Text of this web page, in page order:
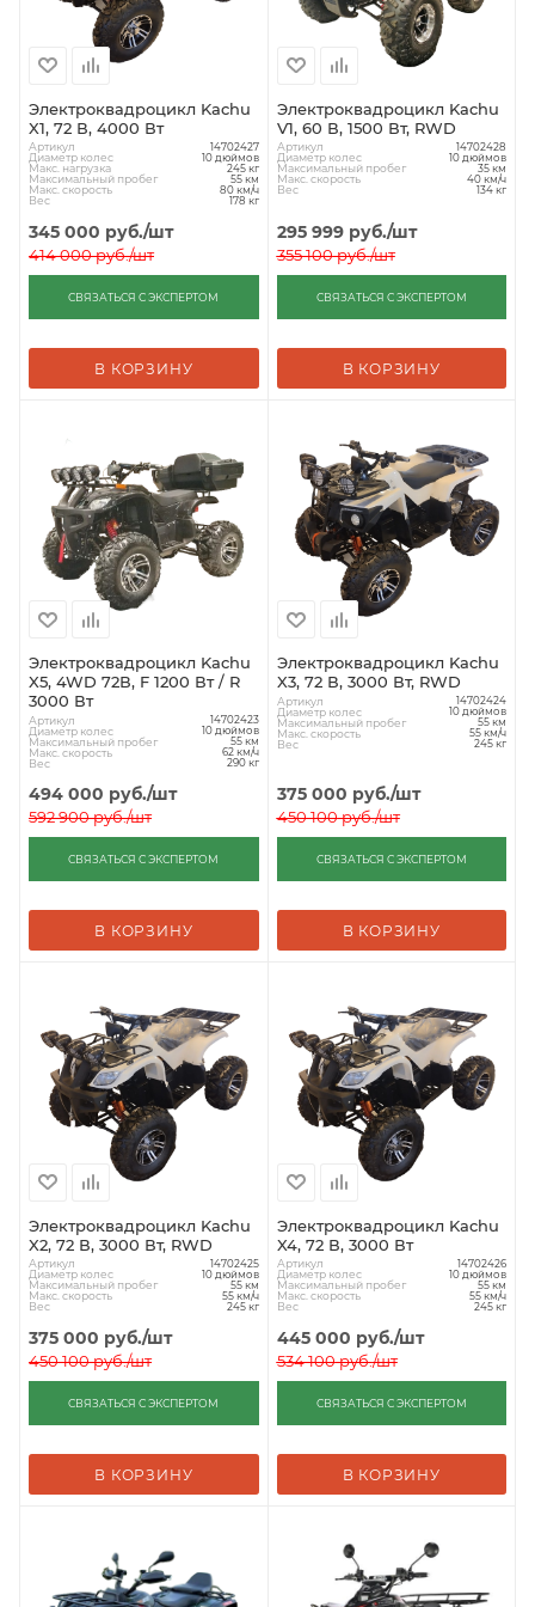
Электроквадроцикл Kachu
X1, 72 В, 4000 Вт
Артикул 14702427
Диаметр колес 10 дюймов
Макс. нагрузка 245 кг
Максимальный пробег 55 км
Макс. скорость 80 км/ч
Вес 178 кг
345 000 руб./шт
414 000руб./шт
СВЯЗАТЬСЯ С ЭКСПЕРТОМ
В КОРЗИНУ
Электроквадроцикл Kachu
V1, 60 В, 1500 Вт, RWD
Артикул 14702428
Диаметр колес 10 дюймов
Максимальный пробег 35 км
Макс. скорость 40 км/ч
Вес 134 кг
295 999руб./шт
355 100руб./шт
СВЯЗАТЬСЯ С ЭКСПЕРТОМ
В КОРЗИНУ
Электроквадроцикл Kachu
X5, 4WD 72В, F 1200 Вт / R
3000 Вт
Артикул 14702423
Диаметр колес 10 дюймов
Максимальный пробег 55 км
Макс. скорость 62 км/ч
Вес 290 кг
494 000 руб./шт
592 900руб./шт
СВЯЗАТЬСЯ С ЭКСПЕРТОМ
В КОРЗИНУ
Электроквадроцикл Kachu
X3, 72 В, 3000 Вт, RWD
Артикул 14702424
Диаметр колес 10 дюймов
Максимальный пробег 55 км
Макс. скорость 55 км/ч
Вес 245 кг
375 000 руб./шт
450 100руб./шт
СВЯЗАТЬСЯ С ЭКСПЕРТОМ
В КОРЗИНУ
Электроквадроцикл Kachu
X2, 72 В, 3000 Вт, RWD
Артикул 14702425
Диаметр колес 10 дюймов
Максимальный пробег 55 км
Макс. скорость 55 км/ч
Вес 245 кг
375 000 руб./шт
450 100руб./шт
СВЯЗАТЬСЯ С ЭКСПЕРТОМ
В КОРЗИНУ
Электроквадроцикл Kachu
X4, 72 В, 3000 Вт
Артикул 14702426
Диаметр колес 10 дюймов
Максимальный пробег 55 км
Макс. скорость 55 км/ч
Вес 245 кг
445 000 руб./шт
534 100руб./шт
СВЯЗАТЬСЯ С ЭКСПЕРТОМ
В КОРЗИНУ